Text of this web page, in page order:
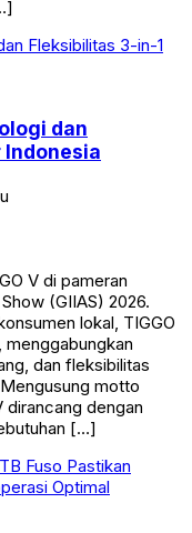
dan
Indonesia
V di pameran
(GIIAS) 2026.
lokal, TIGGO
dan fleksibilitas
motto
dirancang dengan
[…]